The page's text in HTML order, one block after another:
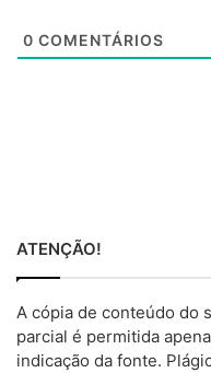
0 COMENTÁRIOS
ATENÇÃO!
A cópia de conteúdo do
parcial é permitida
indicação da fonte.